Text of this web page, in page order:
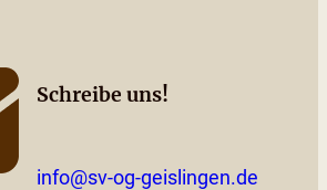
Schreibe uns!
info@sv-og-geislingen.de